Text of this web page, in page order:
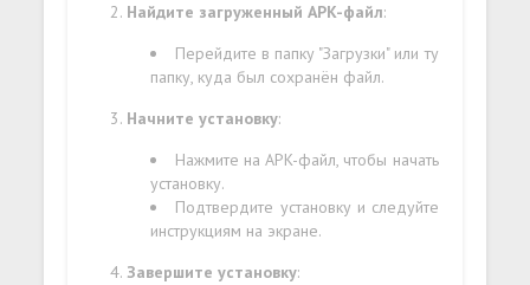
Найдите загруженный APK-файл:
Перейдите в папку "Загрузки" или ту
папку, куда был сохранён файл.
Начните установку:
Нажмите на APK-файл, чтобы начать
установку.
Подтвердите установку и следуйте
инструкциям на экране.
Завершите установку: